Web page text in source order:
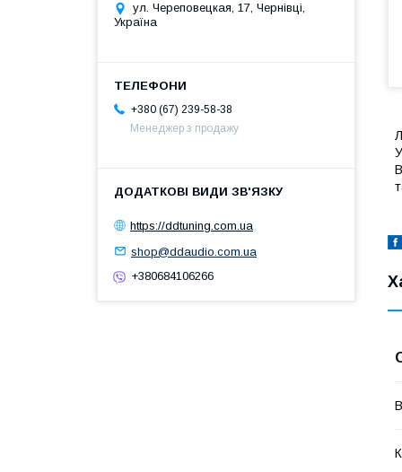
ул. Череповецкая, 17, Чернівці,
Україна
+380 (67) 239-58-38
Менеджер з продажу
https://ddtuning.com.ua
shop@ddaudio.com.ua
+380684106266